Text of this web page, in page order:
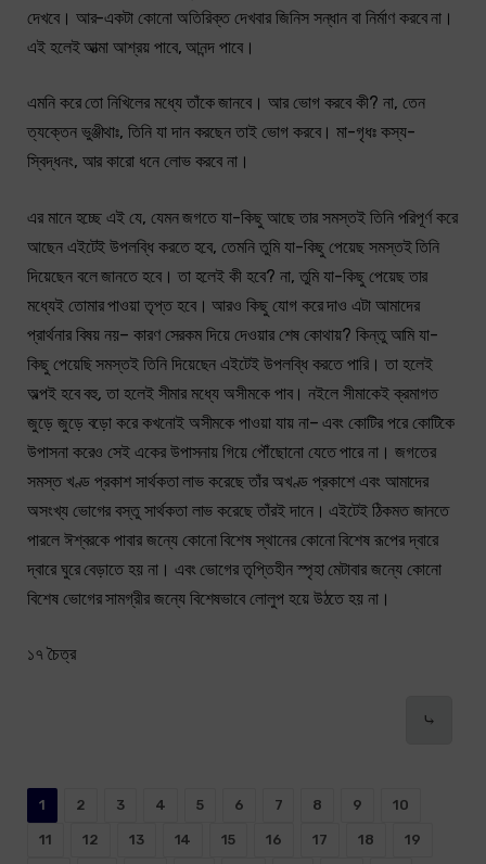
দেখবে। আর-একটা কোনো অতিরিক্ত দেখবার জিনিস সন্ধান বা নির্মাণ করবে না।
এই হলেই আত্মা আশ্রয় পাবে, আনন্দ পাবে।
এমনি করে তো নিখিলের মধ্যে তাঁকে জানবে। আর ভোগ করবে কী? না, তেন
ত্যক্তেন ভুঞ্জীথাঃ, তিনি যা দান করছেন তাই ভোগ করবে। মা-গৃধঃ কস্য-
স্বিদ্ধনং, আর কারো ধনে লোভ করবে না।
এর মানে হচ্ছে এই যে, যেমন জগতে যা-কিছু আছে তার সমস্তই তিনি পরিপূর্ণ করে
আছেন এইটেই উপলব্ধি করতে হবে, তেমনি তুমি যা-কিছু পেয়েছ সমস্তই তিনি
দিয়েছেন বলে জানতে হবে। তা হলেই কী হবে? না, তুমি যা-কিছু পেয়েছ তার
মধ্যেই তোমার পাওয়া তৃপ্ত হবে। আরও কিছু যোগ করে দাও এটা আমাদের
প্রার্থনার বিষয় নয়– কারণ সেরকম দিয়ে দেওয়ার শেষ কোথায়? কিন্তু আমি যা-
কিছু পেয়েছি সমস্তই তিনি দিয়েছেন এইটেই উপলব্ধি করতে পারি। তা হলেই
অল্পই হবে বহু, তা হলেই সীমার মধ্যে অসীমকে পাব। নইলে সীমাকেই ক্রমাগত
জুড়ে জুড়ে বড়ো করে কখনোই অসীমকে পাওয়া যায় না– এবং কোটির পরে কোটিকে
উপাসনা করেও সেই একের উপাসনায় গিয়ে পৌঁছোনো যেতে পারে না। জগতের
সমস্ত খণ্ড প্রকাশ সার্থকতা লাভ করেছে তাঁর অখণ্ড প্রকাশে এবং আমাদের
অসংখ্য ভোগের বস্তু সার্থকতা লাভ করেছে তাঁরই দানে। এইটেই ঠিকমত জানতে
পারলে ঈশ্বরকে পাবার জন্যে কোনো বিশেষ স্থানের কোনো বিশেষ রূপের দ্বারে
দ্বারে ঘুরে বেড়াতে হয় না। এবং ভোগের তৃপ্তিহীন স্পৃহা মেটাবার জন্যে কোনো
বিশেষ ভোগের সামগ্রীর জন্যে বিশেষভাবে লোলুপ হয়ে উঠতে হয় না।
১৭ চৈত্র
⤷
1 2 3 4 5 6 7 8 9 10
11 12 13 14 15 16 17 18 19